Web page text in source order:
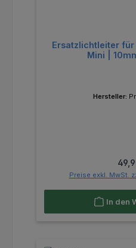
Ersatzlichtleiter für
Mini |
Hersteller:
Preise exkl. MwSt.
In den